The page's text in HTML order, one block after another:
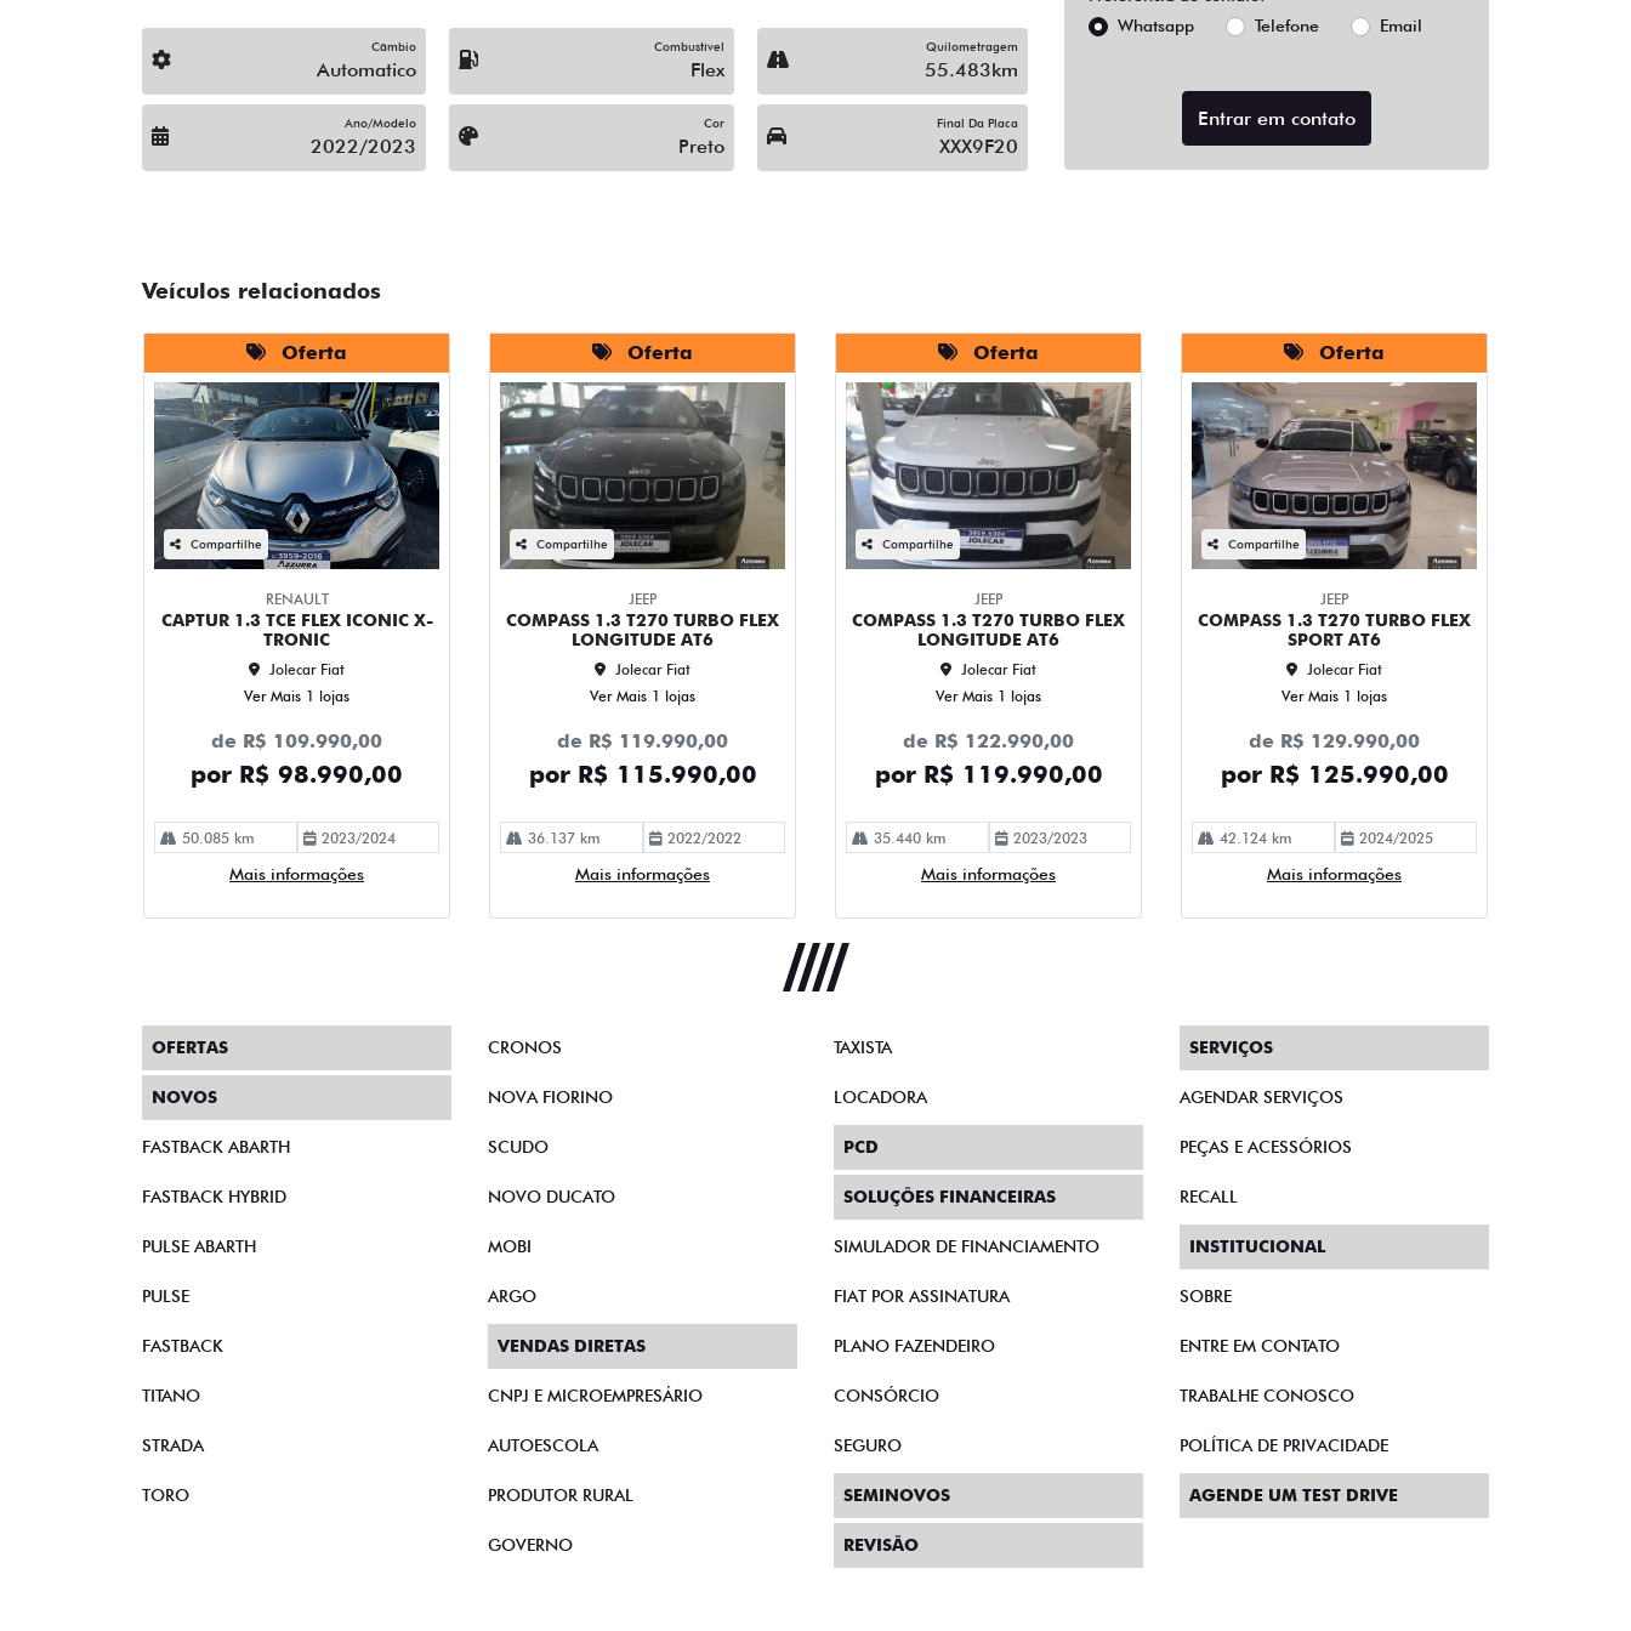
Câmbio
Automatico
Combustível
Flex
Quilometragem
55.483km
Ano/Modelo
2022/2023
Cor
Preto
Final Da Placa
XXX9F20
Whatsapp
Telefone Email
Entrar em contato
Veículos relacionados
Oferta
Compartilhe
RENAULT
CAPTUR 1.3 TCE FLEX ICONIC X-
TRONIC
Jolecar Fiat
Ver Mais 1 lojas
de R$ 109.990,00
por R$ 98.990,00
50.085 km 2023/2024
Mais informações
Oferta
Compartilhe
JEEP
COMPASS 1.3 T270 TURBO FLEX
LONGITUDE AT6
Jolecar Fiat
Ver Mais 1 lojas
de R$ 119.990,00
por R$ 115.990,00
36.137 km 2022/2022
Mais informações
Oferta
Compartilhe
JEEP
COMPASS 1.3 T270 TURBO FLEX
LONGITUDE AT6
Jolecar Fiat
Ver Mais 1 lojas
de R$ 122.990,00
por R$ 119.990,00
35.440 km 2023/2023
Mais informações
Oferta
Compartilhe
JEEP
COMPASS 1.3 T270 TURBO FLEX
SPORT AT6
Jolecar Fiat
Ver Mais 1 lojas
de R$ 129.990,00
por R$ 125.990,00
42.124 km 2024/2025
Mais informações
OFERTAS
NOVOS
FASTBACK ABARTH
FASTBACK HYBRID
PULSE ABARTH
PULSE
FASTBACK
TITANO
STRADA
TORO
CRONOS
NOVA FIORINO
SCUDO
NOVO DUCATO
MOBI
ARGO
VENDAS DIRETAS
CNPJ E MICROEMPRESÁRIO
AUTOESCOLA
PRODUTOR RURAL
GOVERNO
TAXISTA
LOCADORA
PCD
SOLUÇÕES FINANCEIRAS
SIMULADOR DE FINANCIAMENTO
FIAT POR ASSINATURA
PLANO FAZENDEIRO
CONSÓRCIO
SEGURO
SEMINOVOS
REVISÃO
SERVIÇOS
AGENDAR SERVIÇOS
PEÇAS E ACESSÓRIOS
RECALL
INSTITUCIONAL
SOBRE
ENTRE EM CONTATO
TRABALHE CONOSCO
POLÍTICA DE PRIVACIDADE
AGENDE UM TEST DRIVE